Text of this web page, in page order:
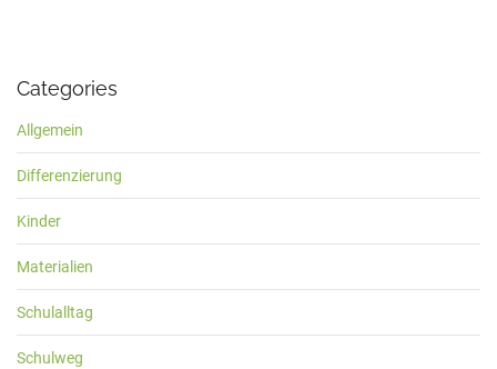
Categories
Allgemein
Differenzierung
Kinder
Materialien
Schulalltag
Schulweg